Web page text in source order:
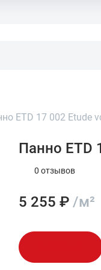
ETD 17 002 Etude
Панно ETD
0 отзывов
5 255 ₽ /м²